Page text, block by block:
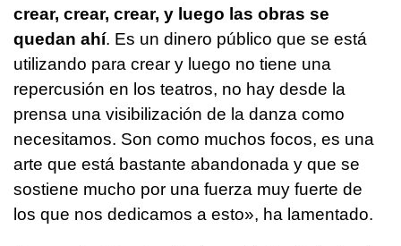
crear, crear, crear, y luego las obras se
quedan ahí. Es un dinero público que se está
utilizando para crear y luego no tiene una
repercusión en los teatros, no hay desde la
prensa una visibilización de la danza como
necesitamos. Son como muchos focos, es una
arte que está bastante abandonada y que se
sostiene mucho por una fuerza muy fuerte de
los que nos dedicamos a esto», ha lamentado.